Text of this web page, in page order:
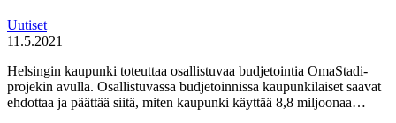
Uutiset
11.5.2021
Helsingin kaupunki toteuttaa osallistuvaa budjetointia OmaStadi-
projekin avulla. Osallistuvassa budjetoinnissa kaupunkilaiset saavat
ehdottaa ja päättää siitä, miten kaupunki käyttää 8,8 miljoonaa…